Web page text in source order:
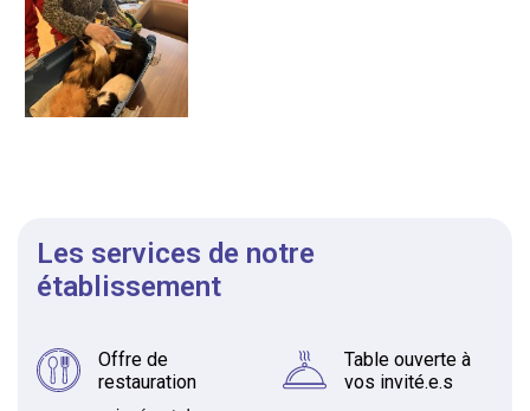
Les services de notre
établissement
Offre de
restauration
Table ouverte à
vos invité.e.s